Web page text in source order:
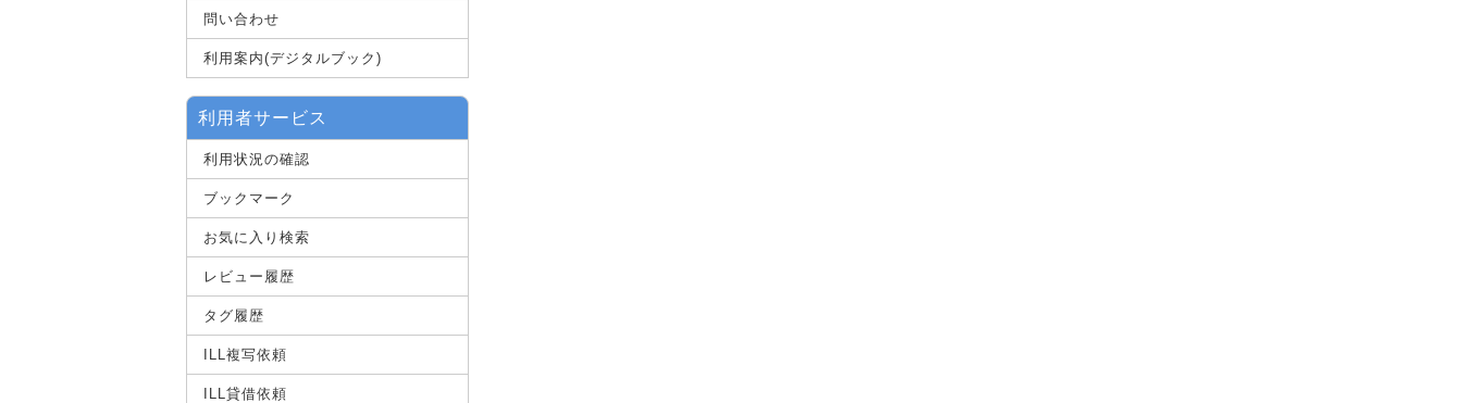
問い合わせ
利用案内(デジタルブック)
利用者サービス
利用状況の確認
ブックマーク
お気に入り検索
レビュー履歴
タグ履歴
ILL複写依頼
ILL貸借依頼